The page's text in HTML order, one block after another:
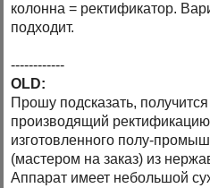
колонна = ректификатор.
подходит.
------------
OLD:
Прошу подсказать,
производящий ректификацию
изготовленного полу-
(мастером на заказ) из
Аппарат имеет небольшой